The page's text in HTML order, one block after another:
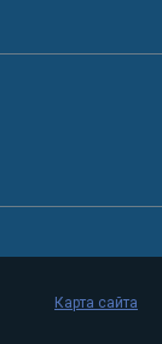
Карта сайта